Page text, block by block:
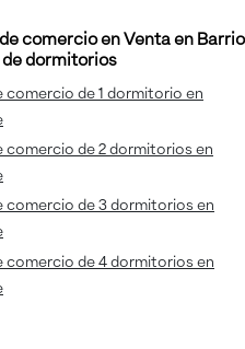
comercio en Venta en Barrio
dormitorios
comercio de 1 dormitorio en
comercio de 2 dormitorios en
comercio de 3 dormitorios en
comercio de 4 dormitorios en